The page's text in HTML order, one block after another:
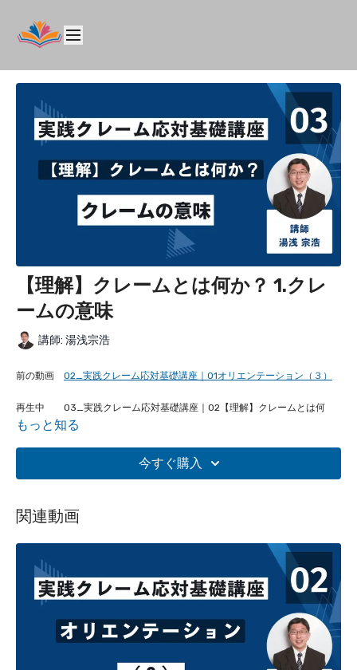
【理解】クレームとは何か？ 1.クレ
ームの意味
講師: 湯浅宗浩
前の動画 02_実践クレーム応対基礎講座｜01オリエンテーション（３）
再生中 03_実践クレーム応対基礎講座｜02【理解】クレームとは何
か？ 1.クレームの意味
04_実践クレーム応対基礎講座｜02【理解】クレームとは何
か？ 2.あなたの体験からクレームを考える3.CSの基礎
は様々なクレームが発生しています。本講座では、本来のクレー
ムとは何か？
１．本来のクレームで困っているのは誰か？
２．クレームの初期応対具体的な実践方法について
も踏まえて解説しています。【全１９講座】
もっと知る
今すぐ購入
関連動画